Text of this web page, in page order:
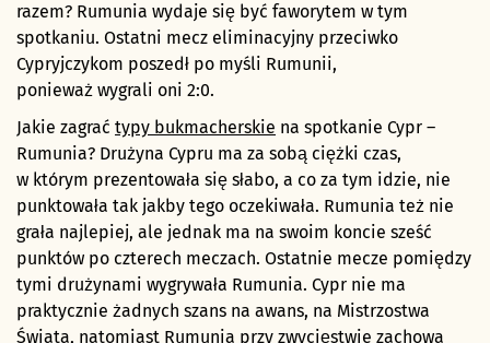
razem? Rumunia wydaje się być faworytem w tym
spotkaniu. Ostatni mecz eliminacyjny przeciwko
Cypryjczykom poszedł po myśli Rumunii,
ponieważ wygrali oni 2:0.
Jakie zagrać typy bukmacherskie na spotkanie Cypr –
Rumunia? Drużyna Cypru ma za sobą ciężki czas,
w którym prezentowała się słabo, a co za tym idzie, nie
punktowała tak jakby tego oczekiwała. Rumunia też nie
grała najlepiej, ale jednak ma na swoim koncie sześć
punktów po czterech meczach. Ostatnie mecze pomiędzy
tymi drużynami wygrywała Rumunia. Cypr nie ma
praktycznie żadnych szans na awans, na Mistrzostwa
Świata, natomiast Rumunia przy zwycięstwie zachowa